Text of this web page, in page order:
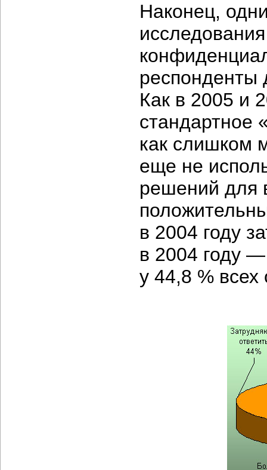
Наконец,
респонденты
Как в 2005 и
стандартное
как слишком
еще не
решений для
в 2004 году
в 2004 году
у 44,8 %